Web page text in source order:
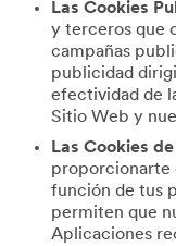
Las Cookies
y terceros que
campañas
publicidad
efectividad de
Sitio Web y
Las Cookies
proporcionarte
función de tus
permiten que
Aplicaciones